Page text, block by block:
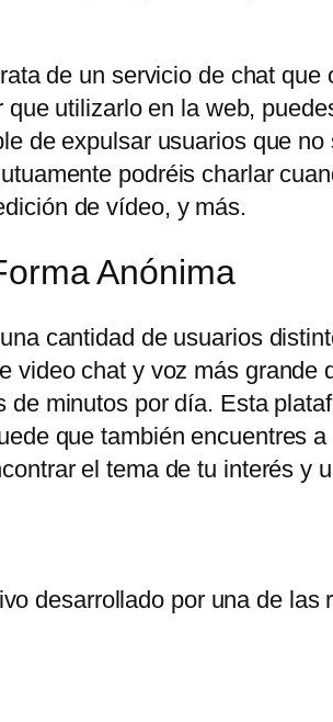
de un servicio de chat que
utilizarlo en la web,
de expulsar usuarios que no
podréis charlar
de vídeo, y más.
Anónima
cantidad de usuarios
video chat y voz más grande
minutos por día. Esta
que también encuentres
el tema de tu interés y
desarrollado por una de las